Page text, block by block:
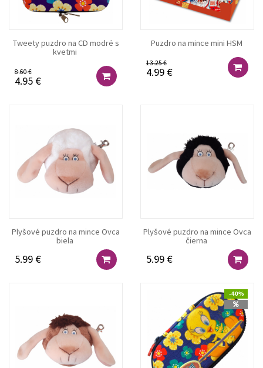
Tweety puzdro na CD modré s
kvetmi
8.60 €
4.95 €
Puzdro na mince mini HSM
13.25 €
4.99 €
Plyšové puzdro na mince Ovca
biela
5.99 €
Plyšové puzdro na mince Ovca
čierna
5.99 €
-40%